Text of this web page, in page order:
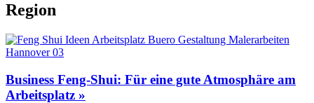
Region
Business Feng-Shui: Für eine gute Atmosphäre am
Arbeitsplatz »